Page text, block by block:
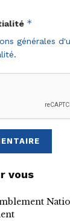
*
générales
.
vous